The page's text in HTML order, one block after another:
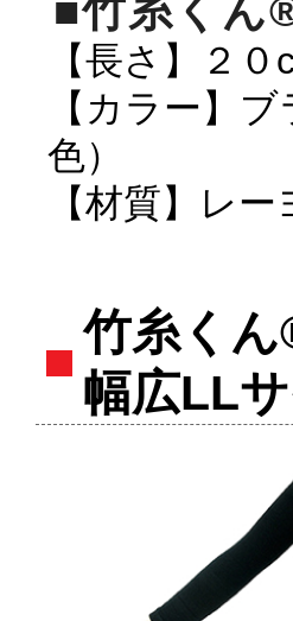
■竹糸くん
【長さ】２０
【カラー】
色）
【材質】レ
竹糸く
幅広LL